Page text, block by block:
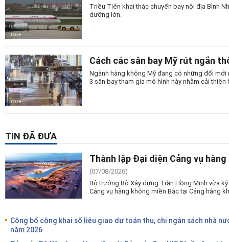
Triều Tiên khai thác chuyến bay nội địa Bình
dưỡng lớn.
Cách các sân bay Mỹ rút ngắn
Ngành hàng không Mỹ đang có những đổi
3 sân bay tham gia mô hình này nhằm cải thiện
TIN ĐÃ ĐƯA
Thành lập Đại diện Cảng vụ
(07/08/2026)
Bộ trưởng Bộ Xây dựng Trần Hồng Minh vừa
Cảng vụ hàng không miền Bắc tại Cảng hàng
Công bố công khai số liệu giao dự toán thu, chi ngân sách nhà
năm 2026